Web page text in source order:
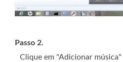
Passo 2.
Clique em "Adicionar música"